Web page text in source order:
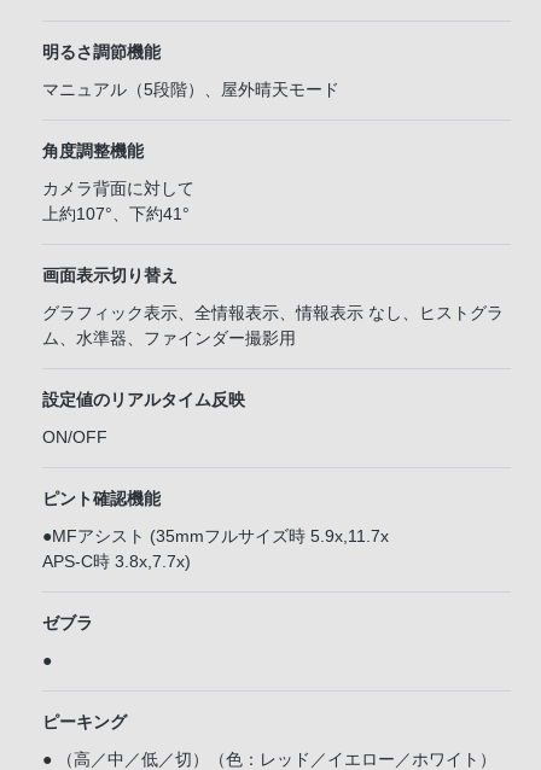
明るさ調節機能
マニュアル（5段階）、屋外晴天モード
角度調整機能
カメラ背面に対して
上約107°、下約41°
画面表示切り替え
グラフィック表示、全情報表示、情報表示 なし、ヒストグラ
ム、水準器、ファインダー撮影用
設定値のリアルタイム反映
ON/OFF
ピント確認機能
●MFアシスト (35mmフルサイズ時 5.9x,11.7x
APS-C時 3.8x,7.7x)
ゼブラ
●
ピーキング
● （高／中／低／切）（色：レッド／イエロー／ホワイト）